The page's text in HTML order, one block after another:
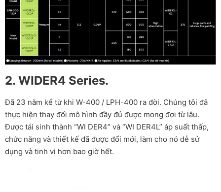
2. WIDER4 Series.
Đã 23 năm kể từ khi W-400 / LPH-400 ra đời. Chúng tôi đã
thực hiện thay đổi mô hình đầy đủ được mong đợi từ lâu.
Được tái sinh thành “WI DER4” và “WI DER4L” áp suất thấp,
chức năng và thiết kế đã được đổi mới, làm cho nó dễ sử
dụng và tinh vi hơn bao giờ hết.